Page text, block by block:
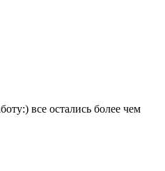
все остались более чем